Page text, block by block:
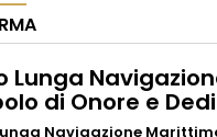
Lunga
di Onore e
Navigazione